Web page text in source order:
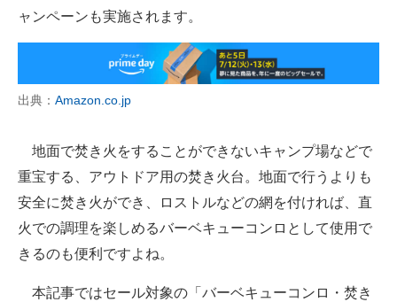
進化するPCとデバイスの未来
好きが集まる 比べて選べる
ビジネスと働き方のヒント
企業ITのトレンドを詳説
経営リーダーのコミュニティ
マーケ×ITの今がよく分かる
ャンペーンも実施されます。
出典： Amazon.co.jp
地面で焚き火をすることができないキャンプ場などで
重宝する、アウトドア用の焚き火台。地面で行うよりも
安全に焚き火ができ、ロストルなどの網を付ければ、直
火での調理を楽しめるバーベキューコンロとして使用で
きるのも便利ですよね。
本記事ではセール対象の「バーベキューコンロ・焚き